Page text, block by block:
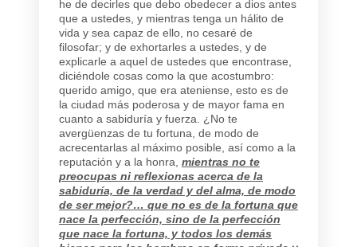
he de decirles que debo obedecer a dios antes
que a ustedes, y mientras tenga un hálito de
vida y sea capaz de ello, no cesaré de
filosofar; y de exhortarles a ustedes, y de
explicarle a aquel de ustedes que encontrase,
diciéndole cosas como la que acostumbro:
querido amigo, que era ateniense, esto es de
la ciudad más poderosa y de mayor fama en
cuanto a sabiduría y fuerza. ¿No te
avergüenzas de tu fortuna, de modo de
acrecentarlas al máximo posible, así como a la
reputación y a la honra, mientras no te
preocupas ni reflexionas acerca de la
sabiduría, de la verdad y del alma, de modo
de ser mejor?… que no es de la fortuna que
nace la perfección, sino de la perfección
que nace la fortuna, y todos los demás